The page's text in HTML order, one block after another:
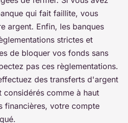
qui fait faillite, vous
argent. Enfin, les banques
strictes et
de bloquer vos fonds sans
pas ces règlementations.
des transferts d'argent
comme à haut
financières, votre compte